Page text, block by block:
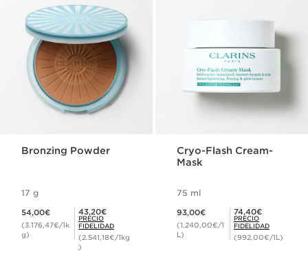
Bronzing Powder
17 g
54,00€
(3.176,47€/1k
g)
Precio Fidelidad 43,20€
43,20€
PRECIO
FIDELIDAD
(2.541,18€/1kg
)
Cryo-Flash Cream-
Mask
75 ml
93,00€
(1.240,00€/1
L)
Precio Fidelidad 74,40€
74,40€
PRECIO
FIDELIDAD
(992,00€/1L)